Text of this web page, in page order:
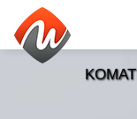
Новости»